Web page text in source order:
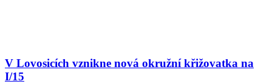
V Lovosicích vznikne nová okružní křižovatka na
I/15